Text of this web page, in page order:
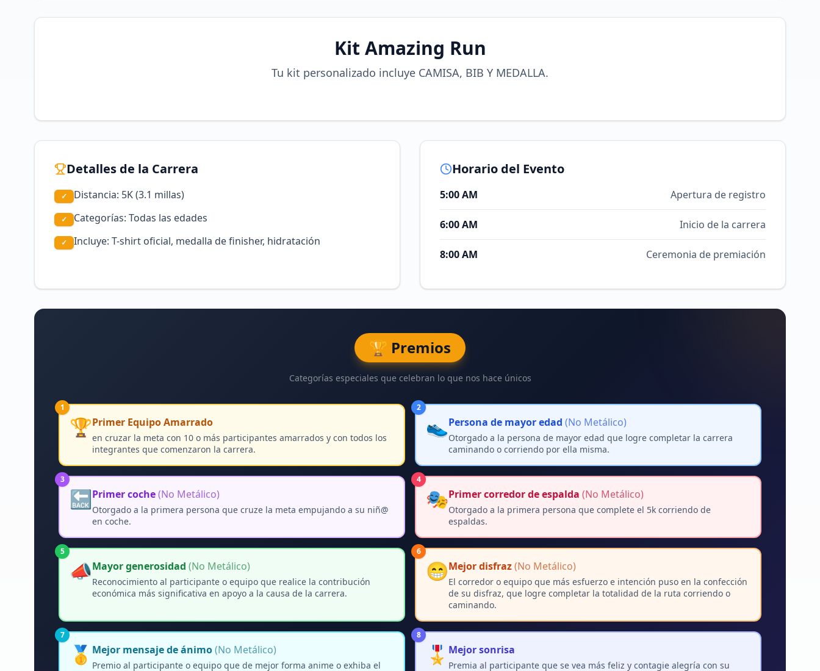
Kit Amazing Run
Tu kit personalizado incluye CAMISA, BIB Y MEDALLA.
Detalles de la Carrera
✓ Distancia: 5K (3.1 millas)
✓ Categorías: Todas las edades
✓ Incluye: T-shirt oficial, medalla de finisher, hidratación
Horario del Evento
5:00 AM Apertura de registro
6:00 AM Inicio de la carrera
8:00 AM Ceremonia de premiación
🏆 Premios
Categorías especiales que celebran lo que nos hace únicos
1
🏆Primer Equipo Amarrado
en cruzar la meta con 10 o más participantes amarrados y con todos los
integrantes que comenzaron la carrera.
2
👟Persona de mayor edad (No Metálico)
Otorgado a la persona de mayor edad que logre completar la carrera
caminando o corriendo por ella misma.
3
🔙 Primer coche(No Metálico)
Otorgado a la primera persona que cruze la meta empujando a su niñ@
en coche.
4
🎭Primer corredor de espalda (No Metálico)
Otorgado a la primera persona que complete el 5k corriendo de
espaldas.
5
📣Mayor generosidad (No Metálico)
Reconocimiento al participante o equipo que realice la contribución
económica más significativa en apoyo a la causa de la carrera.
6
😁Mejor disfraz(No Metálico)
El corredor o equipo que más esfuerzo e intención puso en la confección
de su disfraz, que logre completar la totalidad de la ruta corriendo o
caminando.
7
🥇 Mejor mensaje de ánimo(No Metálico)
Premio al participante o equipo que de mejor forma anime o exhiba el
8
🎖️ Mejor sonrisa
Premia al participante que se vea más feliz y contagie alegría con su